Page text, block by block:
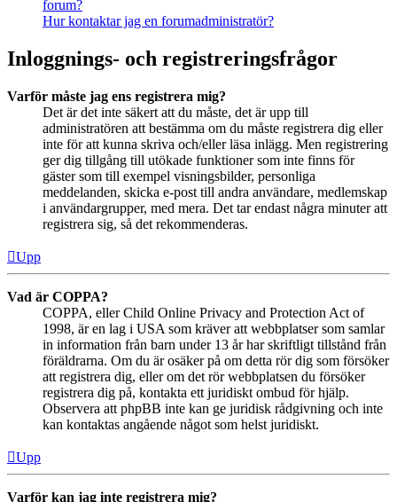
forum?
Hur kontaktar jag en forumadministratör?
Inloggnings- och registreringsfrågor
Varför måste jag ens registrera mig?
Det är det inte säkert att du måste, det är upp till
administratören att bestämma om du måste registrera dig eller
inte för att kunna skriva och/eller läsa inlägg. Men registrering
ger dig tillgång till utökade funktioner som inte finns för
gäster som till exempel visningsbilder, personliga
meddelanden, skicka e-post till andra användare, medlemskap
i användargrupper, med mera. Det tar endast några minuter att
registrera sig, så det rekommenderas.
Upp
Vad är COPPA?
COPPA, eller Child Online Privacy and Protection Act of
1998, är en lag i USA som kräver att webbplatser som samlar
in information från barn under 13 år har skriftligt tillstånd från
föräldrarna. Om du är osäker på om detta rör dig som försöker
att registrera dig, eller om det rör webbplatsen du försöker
registrera dig på, kontakta ett juridiskt ombud för hjälp.
Observera att phpBB inte kan ge juridisk rådgivning och inte
kan kontaktas angående något som helst juridiskt.
Upp
Varför kan jag inte registrera mig?